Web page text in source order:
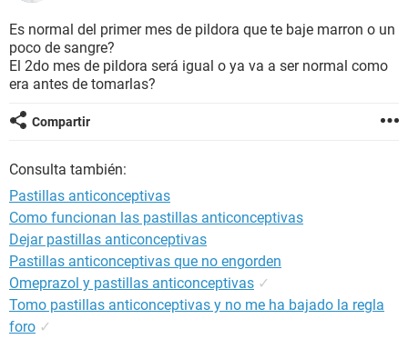
BIENESTAR
SEXUALIDAD
GLOSARIO
Es normal del primer mes de pildora que te baje marron o un
poco de sangre?
El 2do mes de pildora será igual o ya va a ser normal como
era antes de tomarlas?
Compartir
Consulta también:
Pastillas anticonceptivas
Como funcionan las pastillas anticonceptivas
Dejar pastillas anticonceptivas
Pastillas anticonceptivas que no engorden
Omeprazol y pastillas anticonceptivas ✓
Tomo pastillas anticonceptivas y no me ha bajado la regla
foro ✓